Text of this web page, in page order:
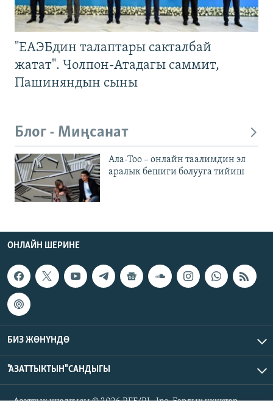
"ЕАЭБдин талаптары сакталбай
жатат". Чолпон-Атадагы саммит,
Пашиняндын сыны
Блог - Миңсанат
Ала-Тоо – онлайн таалимдин эл
аралык бешиги болууга тийиш
ОНЛАЙН ШЕРИНЕ
БИЗ ЖӨНҮНДӨ
"АЗАТТЫКТЫН" САНДЫГЫ